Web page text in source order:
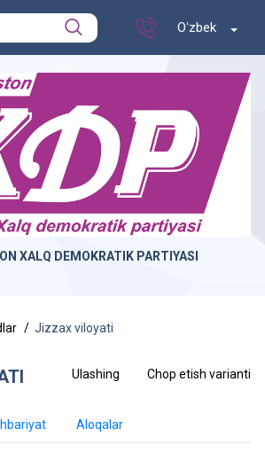
Oʻzbek
XALQ DEMOKRATIK PARTIYASI
Jizzax viloyati
Ulashing Chop etish varianti
Aloqalar